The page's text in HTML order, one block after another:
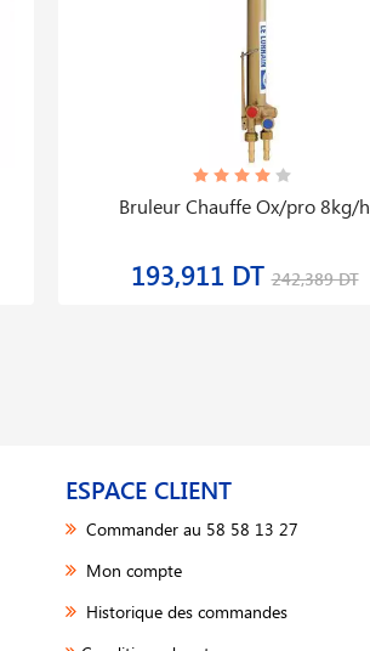
Bruleur Chauffe Ox/pro 8kg/h
193,911 DT242,389 DT
ESPACE CLIENT
Commander au 58 58 13 27
Mon compte
Historique des commandes